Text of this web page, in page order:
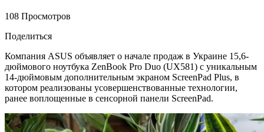
108 Просмотров
Поделиться
Компания ASUS объявляет о начале продаж в Украине 15,6-
дюймового ноутбука ZenBook Pro Duo (UX581) с уникальным
14-дюймовым дополнительным экраном ScreenPad Plus, в
котором реализованы усовершенствованные технологии,
ранее воплощенные в сенсорной панели ScreenPad.